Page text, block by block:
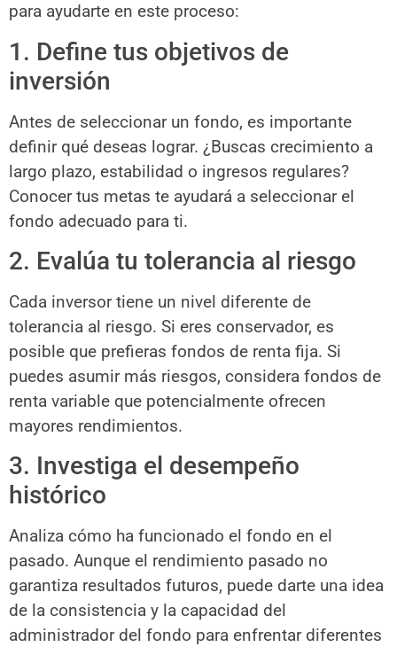
para ayudarte en este proceso:
1. Define tus objetivos de
inversión
Antes de seleccionar un fondo, es importante
definir qué deseas lograr. ¿Buscas crecimiento a
largo plazo, estabilidad o ingresos regulares?
Conocer tus metas te ayudará a seleccionar el
fondo adecuado para ti.
2. Evalúa tu tolerancia al riesgo
Cada inversor tiene un nivel diferente de
tolerancia al riesgo. Si eres conservador, es
posible que prefieras fondos de renta fija. Si
puedes asumir más riesgos, considera fondos de
renta variable que potencialmente ofrecen
mayores rendimientos.
3. Investiga el desempeño
histórico
Analiza cómo ha funcionado el fondo en el
pasado. Aunque el rendimiento pasado no
garantiza resultados futuros, puede darte una idea
de la consistencia y la capacidad del
administrador del fondo para enfrentar diferentes